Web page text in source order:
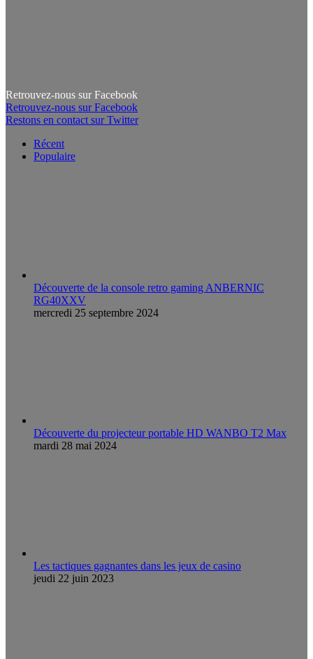
Retrouvez-nous sur Facebook
Retrouvez-nous sur Facebook
Restons en contact sur Twitter
Récent
Populaire
Découverte de la console retro gaming ANBERNIC
RG40XXV
mercredi 25 septembre 2024
Découverte du projecteur portable HD WANBO T2 Max
mardi 28 mai 2024
Les tactiques gagnantes dans les jeux de casino
jeudi 22 juin 2023